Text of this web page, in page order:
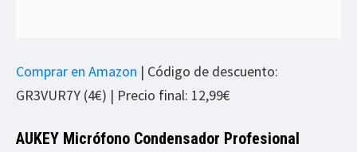
Comprar en Amazon | Código de descuento:
GR3VUR7Y (4€) | Precio final: 12,99€
AUKEY Micrófono Condensador Profesional